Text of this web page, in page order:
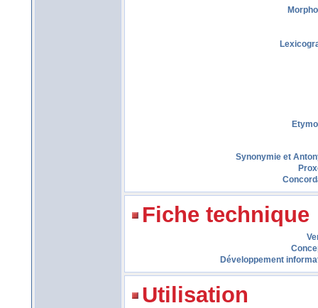
Synonymie et
Fiche technique
Développement
Utilisation